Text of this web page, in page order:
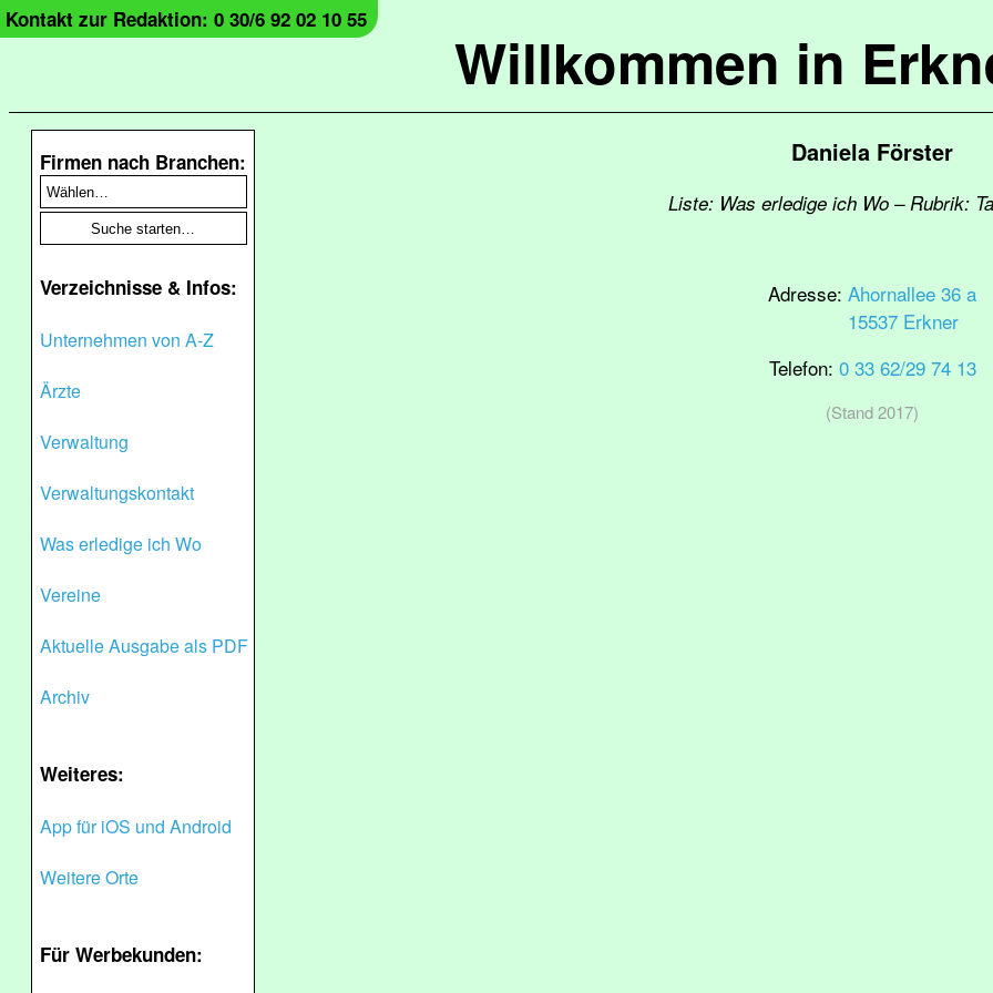
Willkommen in
Kontakt zur Redaktion: 0 30/6 92 02 10 55
Firmen nach Branchen:
Verzeichnisse & Infos:
Unternehmen von A-Z
Ärzte
Verwaltung
Verwaltungskontakt
Was erledige ich Wo
Vereine
Aktuelle Ausgabe als PDF
Archiv
Weiteres:
App für iOS und Android
Weitere Orte
Für Werbekunden:
Daniela Förster
Liste: Was erledige ich Wo – Rubrik:
Adresse: Ahornallee 36 a
15537 Erkner
Telefon: 0 33 62/29 74 13
(Stand 2017)